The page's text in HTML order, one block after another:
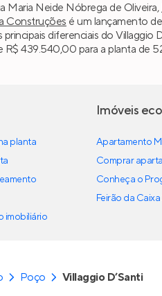
Maria Neide Nóbrega de Oliveira,
Construções é um lançamento
principais diferenciais do
439.540,00 para a planta de
planta
imobiliário
Imóveis
Apartamento
Comprar
Conheça o
Feirão da
Poço Villaggio D’Santi